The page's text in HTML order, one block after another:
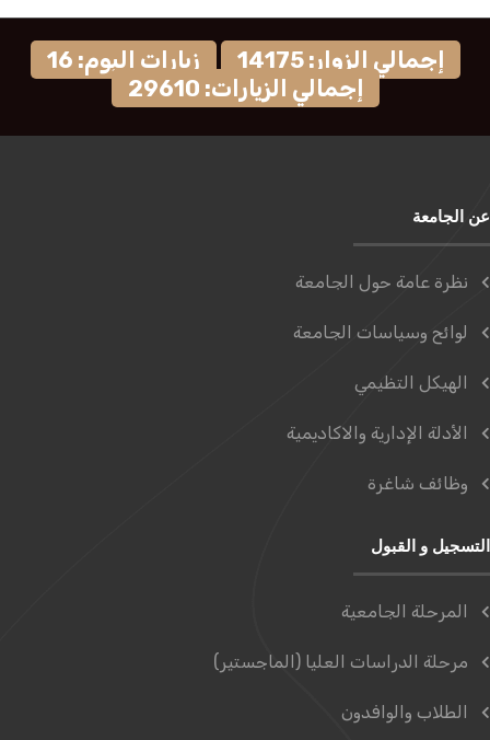
إجمالي الزوار: 14175
زيارات اليوم: 16
إجمالي الزيارات: 29610
عن الجامعة
نظرة عامة حول الجامعة
لوائح وسياسات الجامعة
الهيكل التظيمي
الأدلة الإدارية والاكاديمية
وظائف شاغرة
التسجيل و القبول
المرحلة الجامعية
مرحلة الدراسات العليا (الماجستير)
الطلاب والوافدون